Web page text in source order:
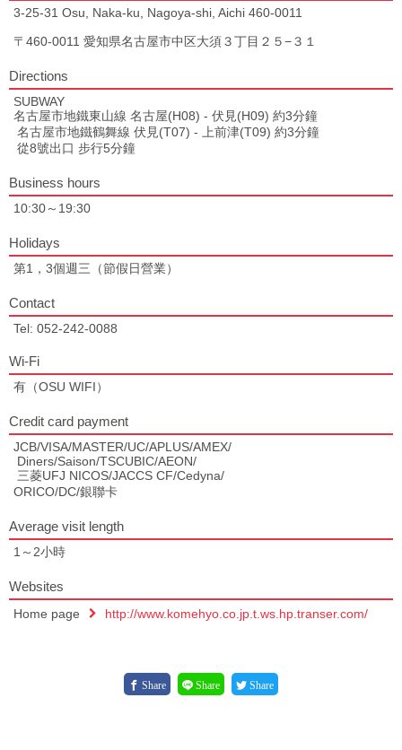
3-25-31 Osu, Naka-ku, Nagoya-shi, Aichi 460-0011
〒460-0011 愛知県名古屋市中区大須３丁目２５−３１
Directions
SUBWAY
名古屋市地鐵東山線 名古屋(H08) - 伏見(H09) 約3分鐘
名古屋市地鐵鶴舞線 伏見(T07) - 上前津(T09) 約3分鐘
從8號出口 步行5分鐘
Business hours
10:30～19:30
Holidays
第1，3個週三（節假日營業）
Contact
Tel: 052-242-0088
Wi-Fi
有（OSU WIFI）
Credit card payment
JCB/VISA/MASTER/UC/APLUS/AMEX/
Diners/Saison/TSCUBIC/AEON/
三菱UFJ NICOS/JACCS CF/Cedyna/
ORICO/DC/銀聯卡
Average visit length
1～2小時
Websites
Home page http://www.komehyo.co.jp.t.ws.hp.transer.com/
Share Share Share